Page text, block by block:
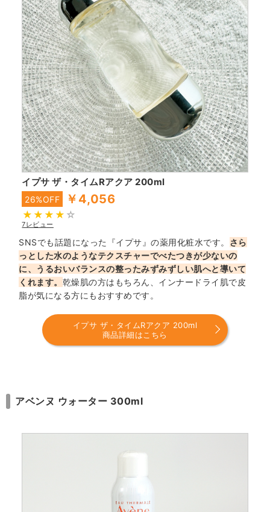
イプサ ザ・タイムRアクア 200ml
26%OFF ￥4,056
7レビュー
SNSでも話題になった『イプサ』の薬用化粧水です。 さら
っとした水のようなテクスチャーでべたつきが少ないの
に、うるおいバランスの整ったみずみずしい肌へと導いて
くれます。 乾燥肌の方はもちろん、インナードライ肌で皮
脂が気になる方にもおすすめです。
イプサ ザ・タイムRアクア 200ml
商品詳細はこちら
アベンヌ ウォーター 300ml